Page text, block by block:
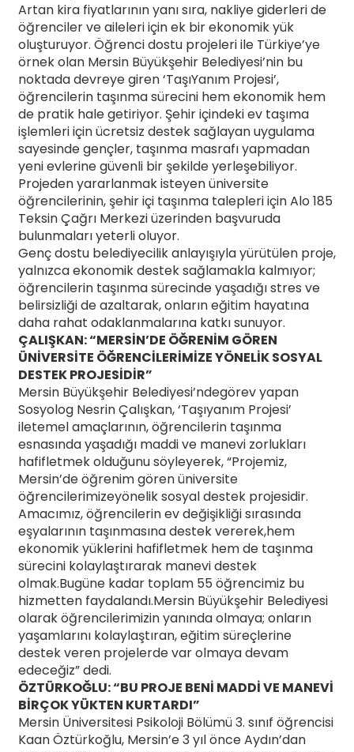
Artan kira fiyatlarının yanı sıra, nakliye giderleri de
öğrenciler ve aileleri için ek bir ekonomik yük
oluşturuyor. Öğrenci dostu projeleri ile Türkiye’ye
örnek olan Mersin Büyükşehir Belediyesi’nin bu
noktada devreye giren ‘TaşıYanım Projesi’,
öğrencilerin taşınma sürecini hem ekonomik hem
de pratik hale getiriyor. Şehir içindeki ev taşıma
işlemleri için ücretsiz destek sağlayan uygulama
sayesinde gençler, taşınma masrafı yapmadan
yeni evlerine güvenli bir şekilde yerleşebiliyor.
Projeden yararlanmak isteyen üniversite
öğrencilerinin, şehir içi taşınma talepleri için Alo 185
Teksin Çağrı Merkezi üzerinden başvuruda
bulunmaları yeterli oluyor.
Genç dostu belediyecilik anlayışıyla yürütülen proje,
yalnızca ekonomik destek sağlamakla kalmıyor;
öğrencilerin taşınma sürecinde yaşadığı stres ve
belirsizliği de azaltarak, onların eğitim hayatına
daha rahat odaklanmalarına katkı sunuyor.
ÇALIŞKAN: “MERSİN’DE ÖĞRENİM GÖREN
ÜNİVERSİTE ÖĞRENCİLERİMİZE YÖNELİK SOSYAL
DESTEK PROJESİDİR”
Mersin Büyükşehir Belediyesi’ndegörev yapan
Sosyolog Nesrin Çalışkan, ‘Taşıyanım Projesi’
iletemel amaçlarının, öğrencilerin taşınma
esnasında yaşadığı maddi ve manevi zorlukları
hafifletmek olduğunu söyleyerek, “Projemiz,
Mersin’de öğrenim gören üniversite
öğrencilerimizeyönelik sosyal destek projesidir.
Amacımız, öğrencilerin ev değişikliği sırasında
eşyalarının taşınmasına destek vererek,hem
ekonomik yüklerini hafifletmek hem de taşınma
sürecini kolaylaştırarak manevi destek
olmak.Bugüne kadar toplam 55 öğrencimiz bu
hizmetten faydalandı.Mersin Büyükşehir Belediyesi
olarak öğrencilerimizin yanında olmaya; onların
yaşamlarını kolaylaştıran, eğitim süreçlerine
destek veren projelerde var olmaya devam
edeceğiz” dedi.
ÖZTÜRKOĞLU: “BU PROJE BENİ MADDİ VE MANEVİ
BİRÇOK YÜKTEN KURTARDI”
Mersin Üniversitesi Psikoloji Bölümü 3. sınıf öğrencisi
Kaan Öztürkoğlu, Mersin’e 3 yıl önce Aydın’dan